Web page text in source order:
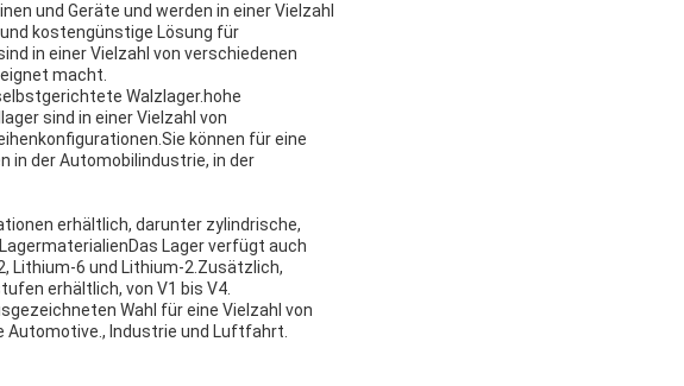
und Geräte und werden in einer Vielzahl
kostengünstige Lösung für
in einer Vielzahl von verschiedenen
macht.
Walzlager.hohe
sind in einer Vielzahl von
können für eine
in der Automobilindustrie, in der
erhältlich, darunter zylindrische,
Lager verfügt auch
Lithium-6 und Lithium-2.Zusätzlich,
erhältlich, von V1 bis V4.
Wahl für eine Vielzahl von
Automotive., Industrie und Luftfahrt.